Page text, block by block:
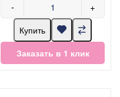
- +
Купить
Заказать в 1 клик